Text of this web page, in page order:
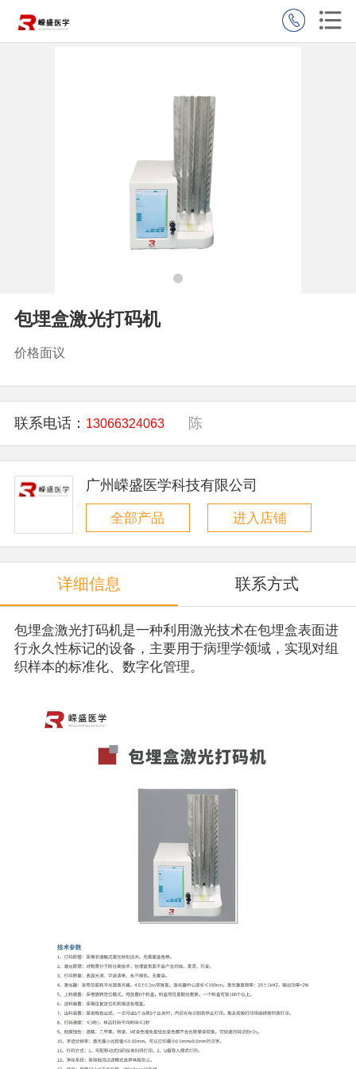
包埋盒激光打码机
价格面议
联系电话： 13066324063 陈
广州嵘盛医学科技有限公司
全部产品 进入店铺
详细信息 联系方式
包埋盒激光打码机是一种利用激光技术在包埋盒表面进
行永久性标记的设备，主要用于病理学领域，实现对组
织样本的标准化、数字化管理。